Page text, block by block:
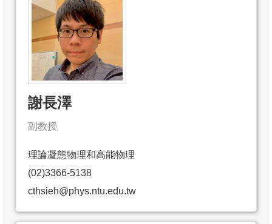
謝長澤
副教授
理論凝態物理和高能物理
(02)3366-5138
cthsieh@phys.ntu.edu.tw